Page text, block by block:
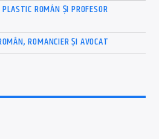
ROMÂN ȘI PROFESOR
ROMANCIER ȘI AVOCAT